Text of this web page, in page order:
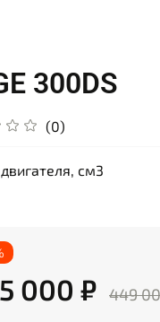
300DS
(0)
см3
000 ₽ 449